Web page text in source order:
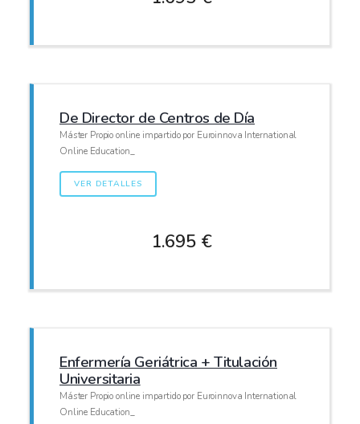
De Director de Centros de Día
Máster Propio online impartido por Euroinnova International
Online Education_
VER DETALLES
1.695 €
Enfermería Geriátrica + Titulación
Universitaria
Máster Propio online impartido por Euroinnova International
Online Education_